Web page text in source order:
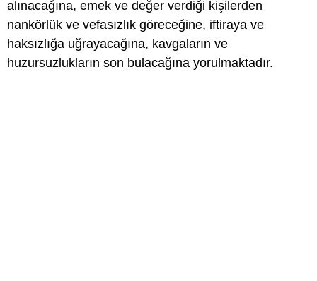
alınacağına, emek ve değer verdiği kişilerden
nankörlük ve vefasızlık göreceğine, iftiraya ve
haksızlığa uğrayacağına, kavgaların ve
huzursuzlukların son bulacağına yorulmaktadır.